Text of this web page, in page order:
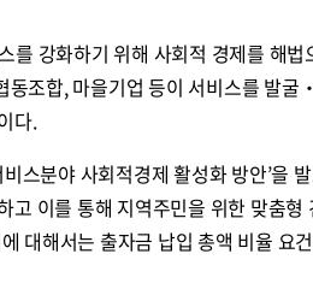
강화하기 위해 사회적 경제를 해법
조합, 마을기업 등이 서비스를 발
다.
스분야 사회적경제 활성화 방안’을
고 이를 통해 지역주민을 위한 맞춤형
대해서는 출자금 납입 총액 비율 요